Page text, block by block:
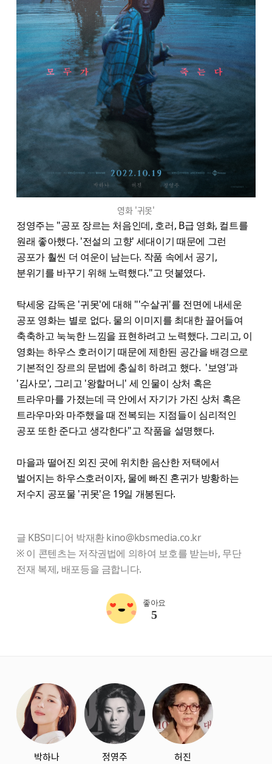
영화 '귀못'
정영주는 "공포 장르는 처음인데, 호러, B급 영화, 컬트를
원래 좋아했다. '전설의 고향' 세대이기 때문에 그런
공포가 훨씬 더 여운이 남는다. 작품 속에서 공기,
분위기를 바꾸기 위해 노력했다."고 덧붙였다.
탁세웅 감독은 '귀못'에 대해 "'수살귀'를 전면에 내세운
공포 영화는 별로 없다. 물의 이미지를 최대한 끌어들여
축축하고 눅눅한 느낌을 표현하려고 노력했다. 그리고, 이
영화는 하우스 호러이기 때문에 제한된 공간을 배경으로
기본적인 장르의 문법에 충실히 하려고 했다. '보영'과
'김사모', 그리고 '왕할머니' 세 인물이 상처 혹은
트라우마를 가졌는데 극 안에서 자기가 가진 상처 혹은
트라우마와 마주했을 때 전복되는 지점들이 심리적인
공포 또한 준다고 생각한다"고 작품을 설명했다.
마을과 떨어진 외진 곳에 위치한 음산한 저택에서
벌어지는 하우스호러이자, 물에 빠진 혼귀가 방황하는
저수지 공포물 '귀못'은 19일 개봉된다.
글 KBS미디어 박재환 kino@kbsmedia.co.kr
※ 이 콘텐츠는 저작권법에 의하여 보호를 받는바, 무단
전재 복제, 배포등을 금합니다.
좋아요
5
박하나 정영주 허진